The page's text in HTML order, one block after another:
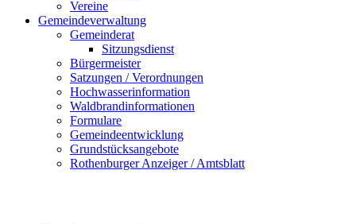
Vereine
Gemeindeverwaltung
Gemeinderat
Sitzungsdienst
Bürgermeister
Satzungen / Verordnungen
Hochwasserinformation
Waldbrandinformationen
Formulare
Gemeindeentwicklung
Grundstücksangebote
Rothenburger Anzeiger / Amtsblatt